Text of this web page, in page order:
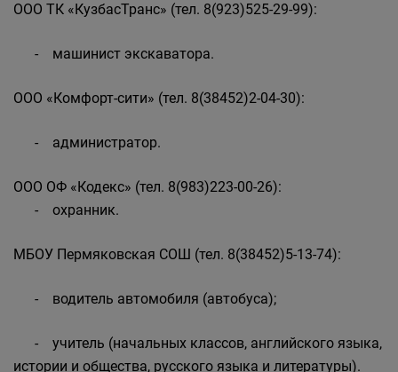
ООО ТК «КузбасТранс» (тел. 8(923)525-29-99):
- машинист экскаватора.
ООО «Комфорт-сити» (тел. 8(38452)2-04-30):
- администратор.
ООО ОФ «Кодекс» (тел. 8(983)223-00-26):
- охранник.
МБОУ Пермяковская СОШ (тел. 8(38452)5-13-74):
- водитель автомобиля (автобуса);
- учитель (начальных классов, английского языка,
истории и общества, русского языка и литературы).